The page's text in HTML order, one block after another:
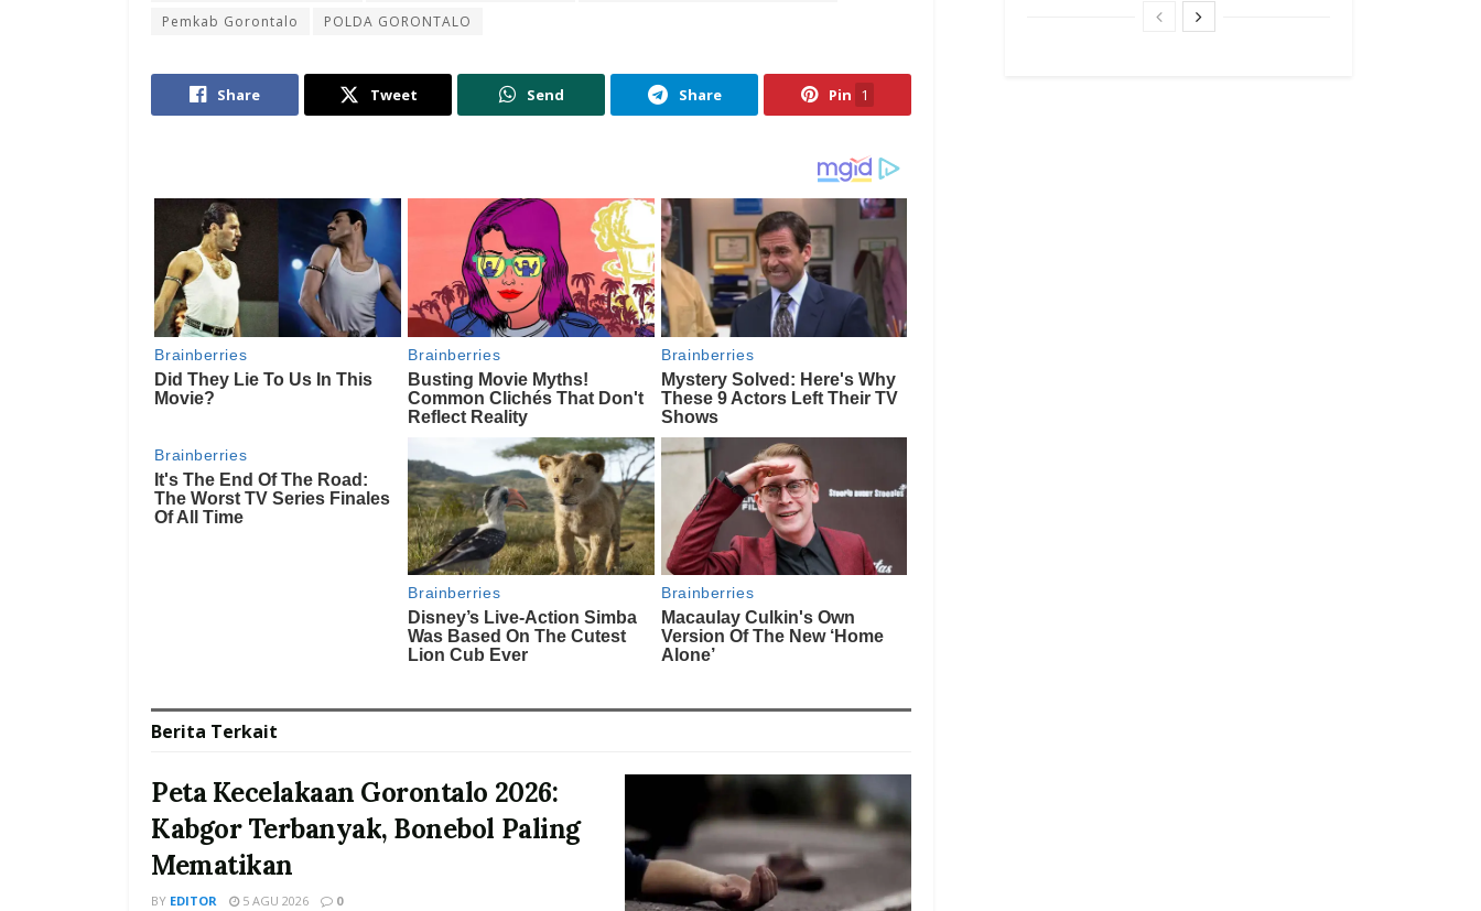
Pemkab Gorontalo
POLDA GORONTALO
Share Tweet Send Share Pin 1
Berita Terkait
Peta Kecelakaan Gorontalo 2026:
Kabgor Terbanyak, Bonebol Paling
Mematikan
BY EDITOR 5 AGU 2026 0